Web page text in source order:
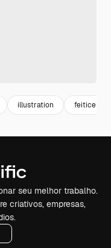
illustration feiticeiro
seu melhor trabalho.
criativos, empresas,